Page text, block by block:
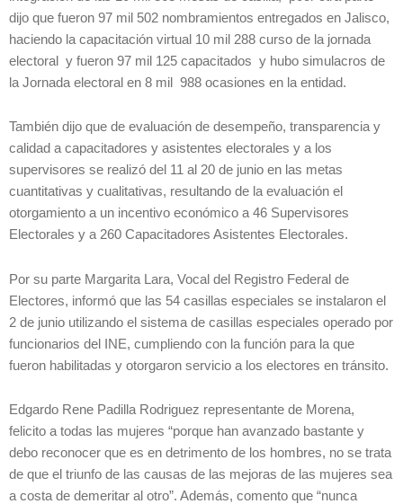
dijo que fueron 97 mil 502 nombramientos entregados en Jalisco,
haciendo la capacitación virtual 10 mil 288 curso de la jornada
electoral y fueron 97 mil 125 capacitados y hubo simulacros de
la Jornada electoral en 8 mil 988 ocasiones en la entidad.
También dijo que de evaluación de desempeño, transparencia y
calidad a capacitadores y asistentes electorales y a los
supervisores se realizó del 11 al 20 de junio en las metas
cuantitativas y cualitativas, resultando de la evaluación el
otorgamiento a un incentivo económico a 46 Supervisores
Electorales y a 260 Capacitadores Asistentes Electorales.
Por su parte Margarita Lara, Vocal del Registro Federal de
Electores, informó que las 54 casillas especiales se instalaron el
2 de junio utilizando el sistema de casillas especiales operado por
funcionarios del INE, cumpliendo con la función para la que
fueron habilitadas y otorgaron servicio a los electores en tránsito.
Edgardo Rene Padilla Rodriguez representante de Morena,
felicito a todas las mujeres “porque han avanzado bastante y
debo reconocer que es en detrimento de los hombres, no se trata
de que el triunfo de las causas de las mejoras de las mujeres sea
a costa de demeritar al otro”. Además, comento que “nunca